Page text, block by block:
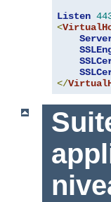
Listen
<
</